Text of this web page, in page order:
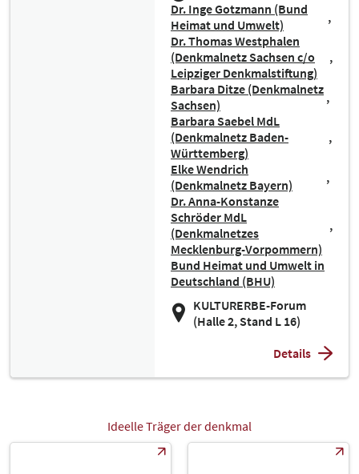
Dr. Inge Gotzmann (Bund
Heimat und Umwelt)
Dr. Thomas Westphalen
(Denkmalnetz Sachsen c/o
Leipziger Denkmalstiftung)
Barbara Ditze (Denkmalnetz
Sachsen)
Barbara Saebel MdL
(Denkmalnetz Baden-
Württemberg)
Elke Wendrich
(Denkmalnetz Bayern)
Dr. Anna-Konstanze
Schröder MdL
(Denkmalnetzes
Mecklenburg-Vorpommern)
Bund Heimat und Umwelt in
Deutschland (BHU)
KULTURERBE-Forum
(Halle 2, Stand L 16)
Details
Ideelle Träger der denkmal